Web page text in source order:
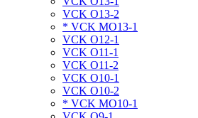
VCK O13-2
* VCK MO13-1
VCK O12-1
VCK O11-1
VCK O11-2
VCK O10-1
VCK O10-2
* VCK MO10-1